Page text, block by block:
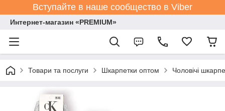
Вступайте в наше сообщество в Viber
Интернет-магазин «PREMIUM»
Товари та послуги Шкарпетки оптом Чоловічі